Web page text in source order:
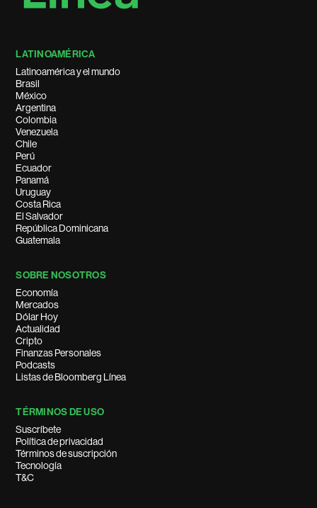
LATINOAMÉRICA
Latinoamérica y el mundo
Brasil
México
Argentina
Colombia
Venezuela
Chile
Perú
Ecuador
Panamá
Uruguay
Costa Rica
El Salvador
República Dominicana
Guatemala
SOBRE NOSOTROS
Economía
Mercados
Dólar Hoy
Actualidad
Cripto
Finanzas Personales
Podcasts
Listas de Bloomberg Línea
TÉRMINOS DE USO
Suscríbete
Política de privacidad
Términos de suscripción
Tecnología
T&C